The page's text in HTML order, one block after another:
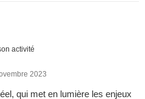
activité
2023
qui met en lumière les enjeux